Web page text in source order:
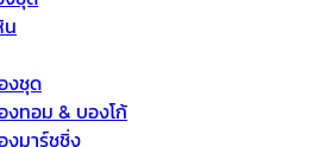
งชุด
ทอม & บองโก้
มาร์ชชิ่ง